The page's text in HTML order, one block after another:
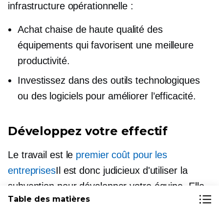
infrastructure opérationnelle :
Achatchaise de haute qualité des
équipements qui favorisent une meilleure
productivité.
Investissez dans des outils technologiques
ou des logiciels pour améliorer l’efficacité.
Développez votre effectif
Le travail est le premier coût pour les
entreprisesIl est donc judicieux d'utiliser la
subvention pour développer votre équipe. Elle
peut directement améliorer la production et les
Table des matières